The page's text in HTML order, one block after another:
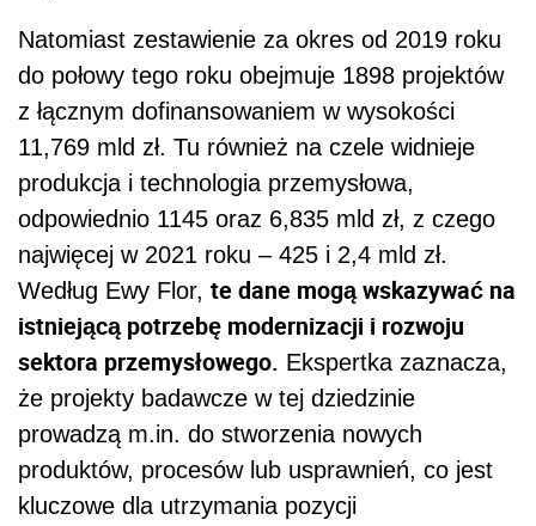
Natomiast zestawienie za okres od 2019 roku
do połowy tego roku obejmuje 1898 projektów
z łącznym dofinansowaniem w wysokości
11,769 mld zł. Tu również na czele widnieje
produkcja i technologia przemysłowa,
odpowiednio 1145 oraz 6,835 mld zł, z czego
najwięcej w 2021 roku – 425 i 2,4 mld zł.
Według Ewy Flor, te dane mogą wskazywać na
istniejącą potrzebę modernizacji i rozwoju
sektora przemysłowego. Ekspertka zaznacza,
że projekty badawcze w tej dziedzinie
prowadzą m.in. do stworzenia nowych
produktów, procesów lub usprawnień, co jest
kluczowe dla utrzymania pozycji